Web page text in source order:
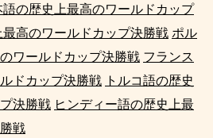
語の歴史上最高のワールドカップ
高のワールドカップ決勝戦 ポル
ワールドカップ決勝戦 フランス
ドカップ決勝戦 トルコ語の歴史
決勝戦 ヒンディー語の歴史上最
戦